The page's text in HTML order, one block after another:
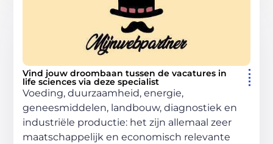
Vind jouw droombaan tussen de vacatures in
life sciences via deze specialist
Voeding, duurzaamheid, energie,
geneesmiddelen, landbouw, diagnostiek en
industriële productie: het zijn allemaal zeer
maatschappelijk en economisch relevante